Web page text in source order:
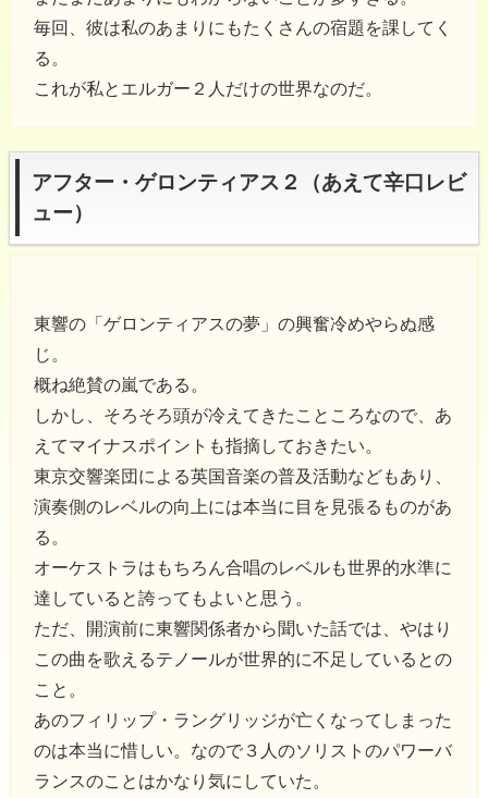
毎回、彼は私のあまりにもたくさんの宿題を課してく
る。
これが私とエルガー２人だけの世界なのだ。
アフター・ゲロンティアス２（あえて辛口レビ
ュー）
東響の「ゲロンティアスの夢」の興奮冷めやらぬ感
じ。
概ね絶賛の嵐である。
しかし、そろそろ頭が冷えてきたこところなので、あ
えてマイナスポイントも指摘しておきたい。
東京交響楽団による英国音楽の普及活動などもあり、
演奏側のレベルの向上には本当に目を見張るものがあ
る。
オーケストラはもちろん合唱のレベルも世界的水準に
達していると誇ってもよいと思う。
ただ、開演前に東響関係者から聞いた話では、やはり
この曲を歌えるテノールが世界的に不足しているとの
こと。
あのフィリップ・ラングリッジが亡くなってしまった
のは本当に惜しい。なので３人のソリストのパワーバ
ランスのことはかなり気にしていた。